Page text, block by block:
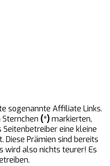
sogenannte Affiliate Links.
(*)markierten,
eine kleine
Diese Prämien sind bereits
wird also nichts teurer! Es